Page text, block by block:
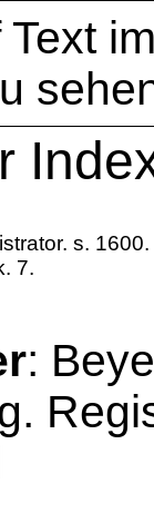
s.
7.
: